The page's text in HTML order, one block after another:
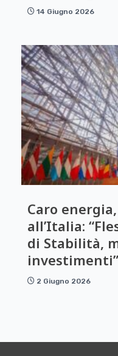
14 Giugno 2026
Caro
all’Italia:
di Stabilità,
investimenti”
2 Giugno 2026